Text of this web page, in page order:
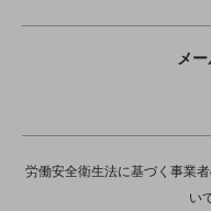
メ
労働安全衛生法に基づく事業
い